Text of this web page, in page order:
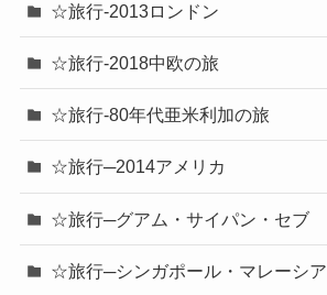
☆旅行-2013ロンドン
☆旅行-2018中欧の旅
☆旅行-80年代亜米利加の旅
☆旅行─2014アメリカ
☆旅行─グアム・サイパン・セブ
☆旅行─シンガポール・マレーシア